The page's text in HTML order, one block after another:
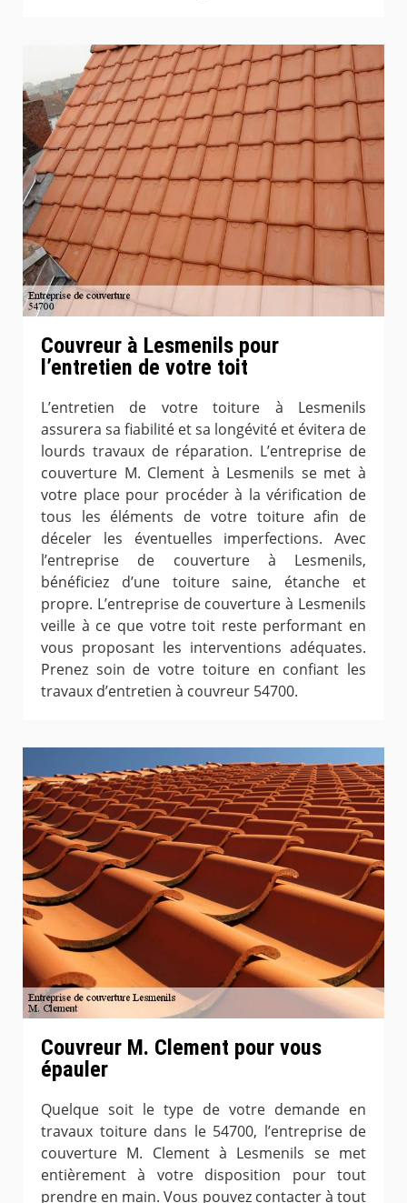
Couvreur à Lesmenils pour
l’entretien de votre toit
L’entretien de votre toiture à Lesmenils
assurera sa fiabilité et sa longévité et évitera de
lourds travaux de réparation. L’entreprise de
couverture M. Clement à Lesmenils se met à
votre place pour procéder à la vérification de
tous les éléments de votre toiture afin de
déceler les éventuelles imperfections. Avec
l’entreprise de couverture à Lesmenils,
bénéficiez d’une toiture saine, étanche et
propre. L’entreprise de couverture à Lesmenils
veille à ce que votre toit reste performant en
vous proposant les interventions adéquates.
Prenez soin de votre toiture en confiant les
travaux d’entretien à couvreur 54700.
Couvreur M. Clement pour vous
épauler
Quelque soit le type de votre demande en
travaux toiture dans le 54700, l’entreprise de
couverture M. Clement à Lesmenils se met
entièrement à votre disposition pour tout
prendre en main. Vous pouvez contacter à tout